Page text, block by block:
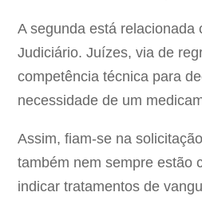
A segunda está relacionada
Judiciário. Juízes, via de
competência técnica para
necessidade de um
Assim, fiam-se na
também nem sempre estão
indicar tratamentos de